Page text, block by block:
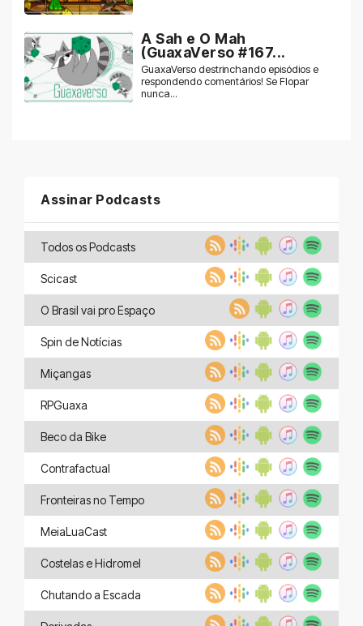
A Sah e O Mah
(GuaxaVerso #167...
GuaxaVerso destrinchando episódios e
respondendo comentários! Se Flopar
nunca...
Assinar Podcasts
Todos os Podcasts
Scicast
O Brasil vai pro Espaço
Spin de Notícias
Miçangas
RPGuaxa
Beco da Bike
Contrafactual
Fronteiras no Tempo
MeiaLuaCast
Costelas e Hidromel
Chutando a Escada